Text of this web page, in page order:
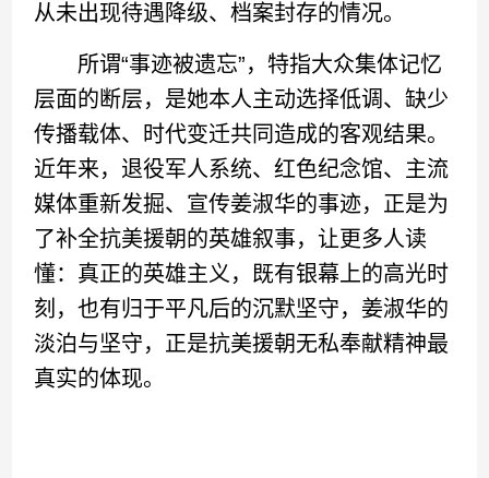
从未出现待遇降级、档案封存的情况。
所谓“事迹被遗忘”，特指大众集体记忆
层面的断层，是她本人主动选择低调、缺少
传播载体、时代变迁共同造成的客观结果。
近年来，退役军人系统、红色纪念馆、主流
媒体重新发掘、宣传姜淑华的事迹，正是为
了补全抗美援朝的英雄叙事，让更多人读
懂：真正的英雄主义，既有银幕上的高光时
刻，也有归于平凡后的沉默坚守，姜淑华的
淡泊与坚守，正是抗美援朝无私奉献精神最
真实的体现。